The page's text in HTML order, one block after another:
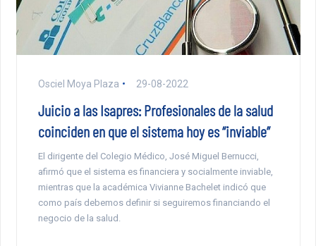
Osciel Moya Plaza 29-08-2022
Juicio a las Isapres: Profesionales de la salud
coinciden en que el sistema hoy es “inviable”
El dirigente del Colegio Médico, José Miguel Bernucci,
afirmó que el sistema es financiera y socialmente inviable,
mientras que la académica Vivianne Bachelet indicó que
como país debemos definir si seguiremos financiando el
negocio de la salud.